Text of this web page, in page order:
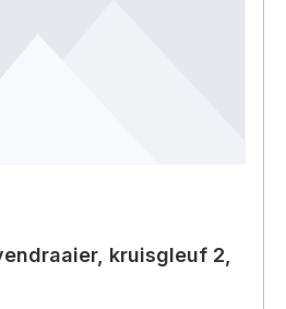
kruisgleuf 2,